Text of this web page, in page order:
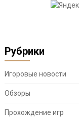
Рубрики
Игоровые новости
Обзоры
Прохождение игр